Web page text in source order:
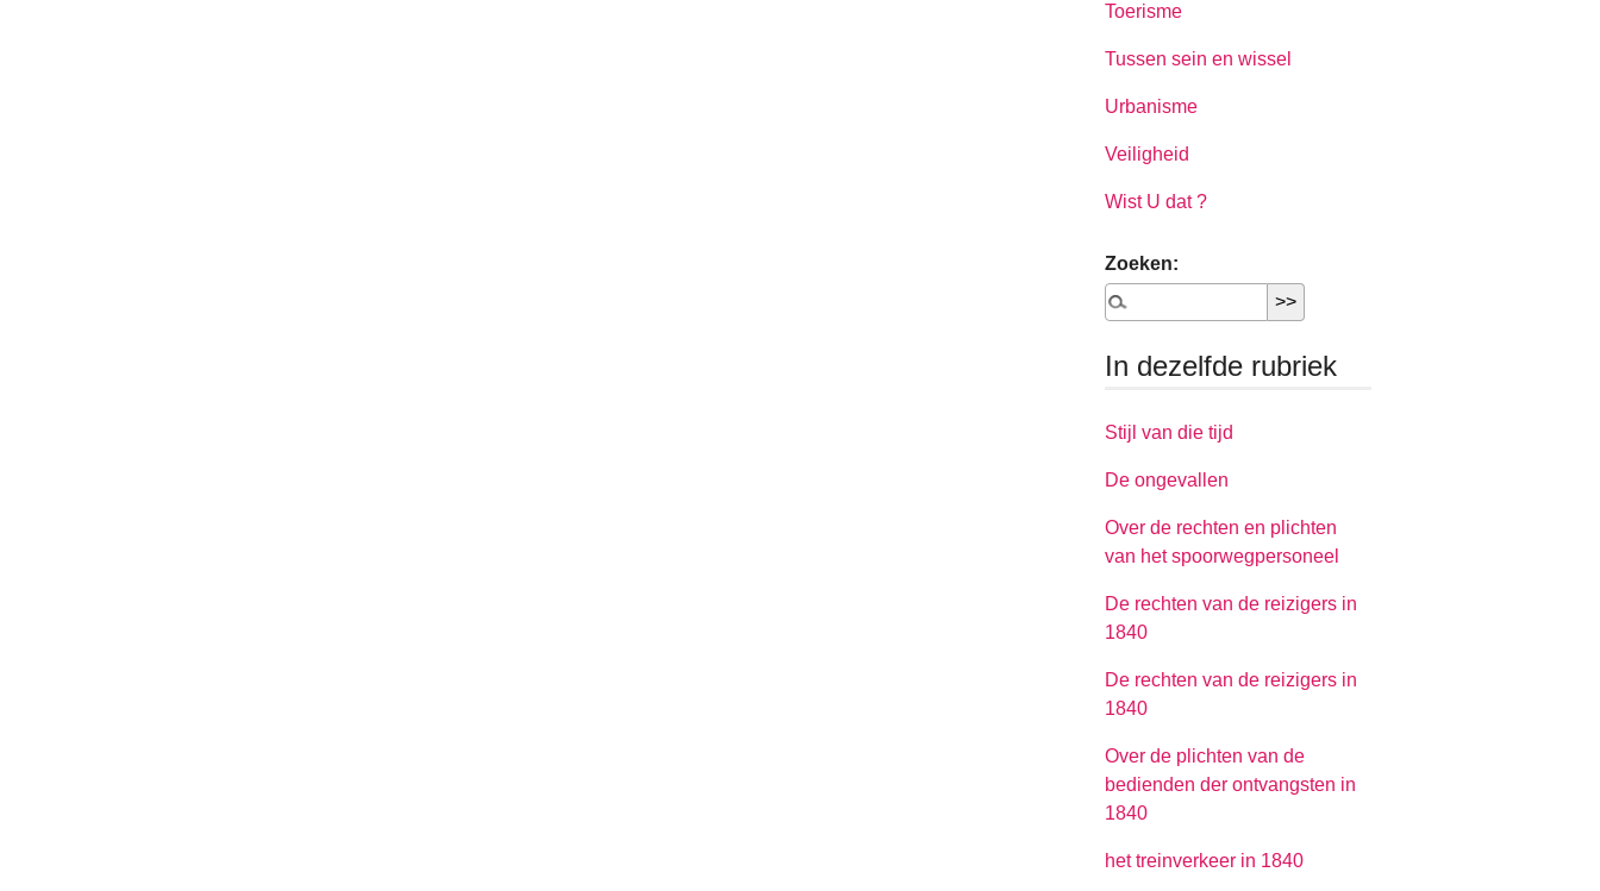
Toerisme
Tussen sein en wissel
Urbanisme
Veiligheid
Wist U dat ?
Zoeken:
In dezelfde rubriek
Stijl van die tijd
De ongevallen
Over de rechten en plichten
van het spoorwegpersoneel
De rechten van de reizigers in
1840
De rechten van de reizigers in
1840
Over de plichten van de
bedienden der ontvangsten in
1840
het treinverkeer in 1840